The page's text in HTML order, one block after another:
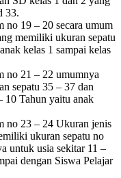
33.
no 19 – 20 secara umum
memiliki ukuran sepatu
kelas 1 sampai kelas
no 21 – 22 umumnya
sepatu 35 – 37 dan
10 Tahun yaitu anak
no 23 – 24 Ukuran jenis
ukuran sepatu no
untuk usia sekitar 11 –
dengan Siswa Pelajar